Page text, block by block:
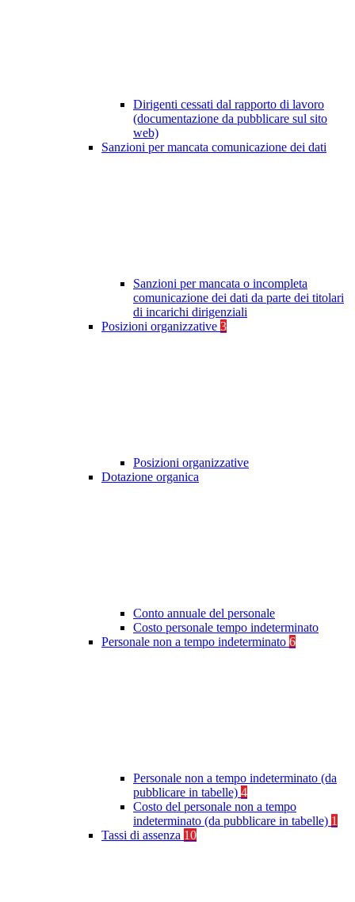
Dirigenti cessati dal rapporto di lavoro
(documentazione da pubblicare sul sito
web)
Sanzioni per mancata comunicazione dei dati
Sanzioni per mancata o incompleta
comunicazione dei dati da parte dei titolari
di incarichi dirigenziali
Posizioni organizzative 3
Posizioni organizzative
Dotazione organica
Conto annuale del personale
Costo personale tempo indeterminato
Personale non a tempo indeterminato 6
Personale non a tempo indeterminato (da
pubblicare in tabelle) 4
Costo del personale non a tempo
indeterminato (da pubblicare in tabelle) 1
Tassi di assenza 10